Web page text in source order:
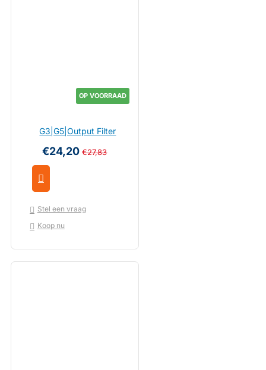
OP VOORRAAD
G3|G5|Output Filter
€24,20 €27,83
Stel een vraag
Koop nu